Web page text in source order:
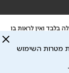
בלבד ואין לראות בו
באתר זה ולכל נזק
וכי חלק ממנו עשוי
מטרות השימוש
.